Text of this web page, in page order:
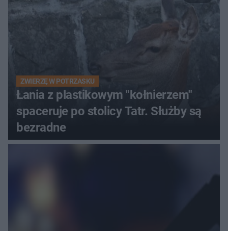
ZWIERZĘ W POTRZASKU
Łania z plastikowym "kołnierzem"
spaceruje po stolicy Tatr. Służby są
bezradne